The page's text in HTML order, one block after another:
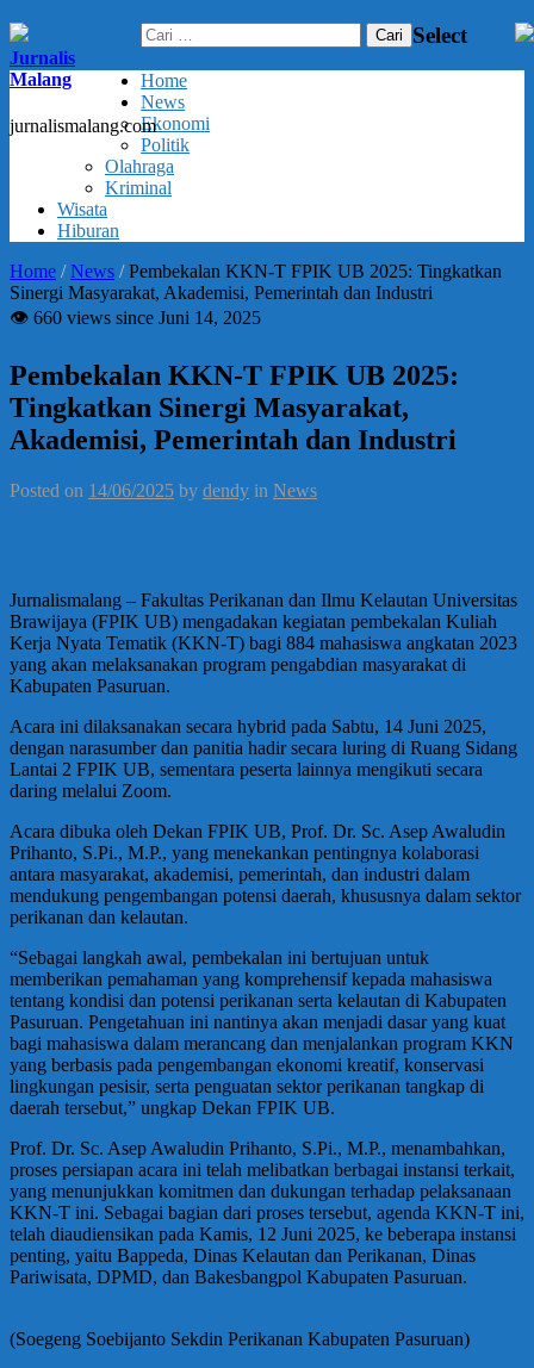
Jurnalis
Malang
jurnalismalang.com
Cari
untuk:
Select
Home
News
Ekonomi
Politik
Olahraga
Kriminal
Wisata
Hiburan
Home /News /Pembekalan KKN-T FPIK UB 2025: Tingkatkan
Sinergi Masyarakat, Akademisi, Pemerintah dan Industri
👁 660 views since Juni 14, 2025
Pembekalan KKN-T FPIK UB 2025:
Tingkatkan Sinergi Masyarakat,
Akademisi, Pemerintah dan Industri
Posted on 14/06/2025 by dendy in News
Jurnalismalang – Fakultas Perikanan dan Ilmu Kelautan Universitas
Brawijaya (FPIK UB) mengadakan kegiatan pembekalan Kuliah
Kerja Nyata Tematik (KKN-T) bagi 884 mahasiswa angkatan 2023
yang akan melaksanakan program pengabdian masyarakat di
Kabupaten Pasuruan.
Acara ini dilaksanakan secara hybrid pada Sabtu, 14 Juni 2025,
dengan narasumber dan panitia hadir secara luring di Ruang Sidang
Lantai 2 FPIK UB, sementara peserta lainnya mengikuti secara
daring melalui Zoom.
Acara dibuka oleh Dekan FPIK UB, Prof. Dr. Sc. Asep Awaludin
Prihanto, S.Pi., M.P., yang menekankan pentingnya kolaborasi
antara masyarakat, akademisi, pemerintah, dan industri dalam
mendukung pengembangan potensi daerah, khususnya dalam sektor
perikanan dan kelautan.
“Sebagai langkah awal, pembekalan ini bertujuan untuk
memberikan pemahaman yang komprehensif kepada mahasiswa
tentang kondisi dan potensi perikanan serta kelautan di Kabupaten
Pasuruan. Pengetahuan ini nantinya akan menjadi dasar yang kuat
bagi mahasiswa dalam merancang dan menjalankan program KKN
yang berbasis pada pengembangan ekonomi kreatif, konservasi
lingkungan pesisir, serta penguatan sektor perikanan tangkap di
daerah tersebut,” ungkap Dekan FPIK UB.
Prof. Dr. Sc. Asep Awaludin Prihanto, S.Pi., M.P., menambahkan,
proses persiapan acara ini telah melibatkan berbagai instansi terkait,
yang menunjukkan komitmen dan dukungan terhadap pelaksanaan
KKN-T ini. Sebagai bagian dari proses tersebut, agenda KKN-T ini,
telah diaudiensikan pada Kamis, 12 Juni 2025, ke beberapa instansi
penting, yaitu Bappeda, Dinas Kelautan dan Perikanan, Dinas
Pariwisata, DPMD, dan Bakesbangpol Kabupaten Pasuruan.
(Soegeng Soebijanto Sekdin Perikanan Kabupaten Pasuruan)